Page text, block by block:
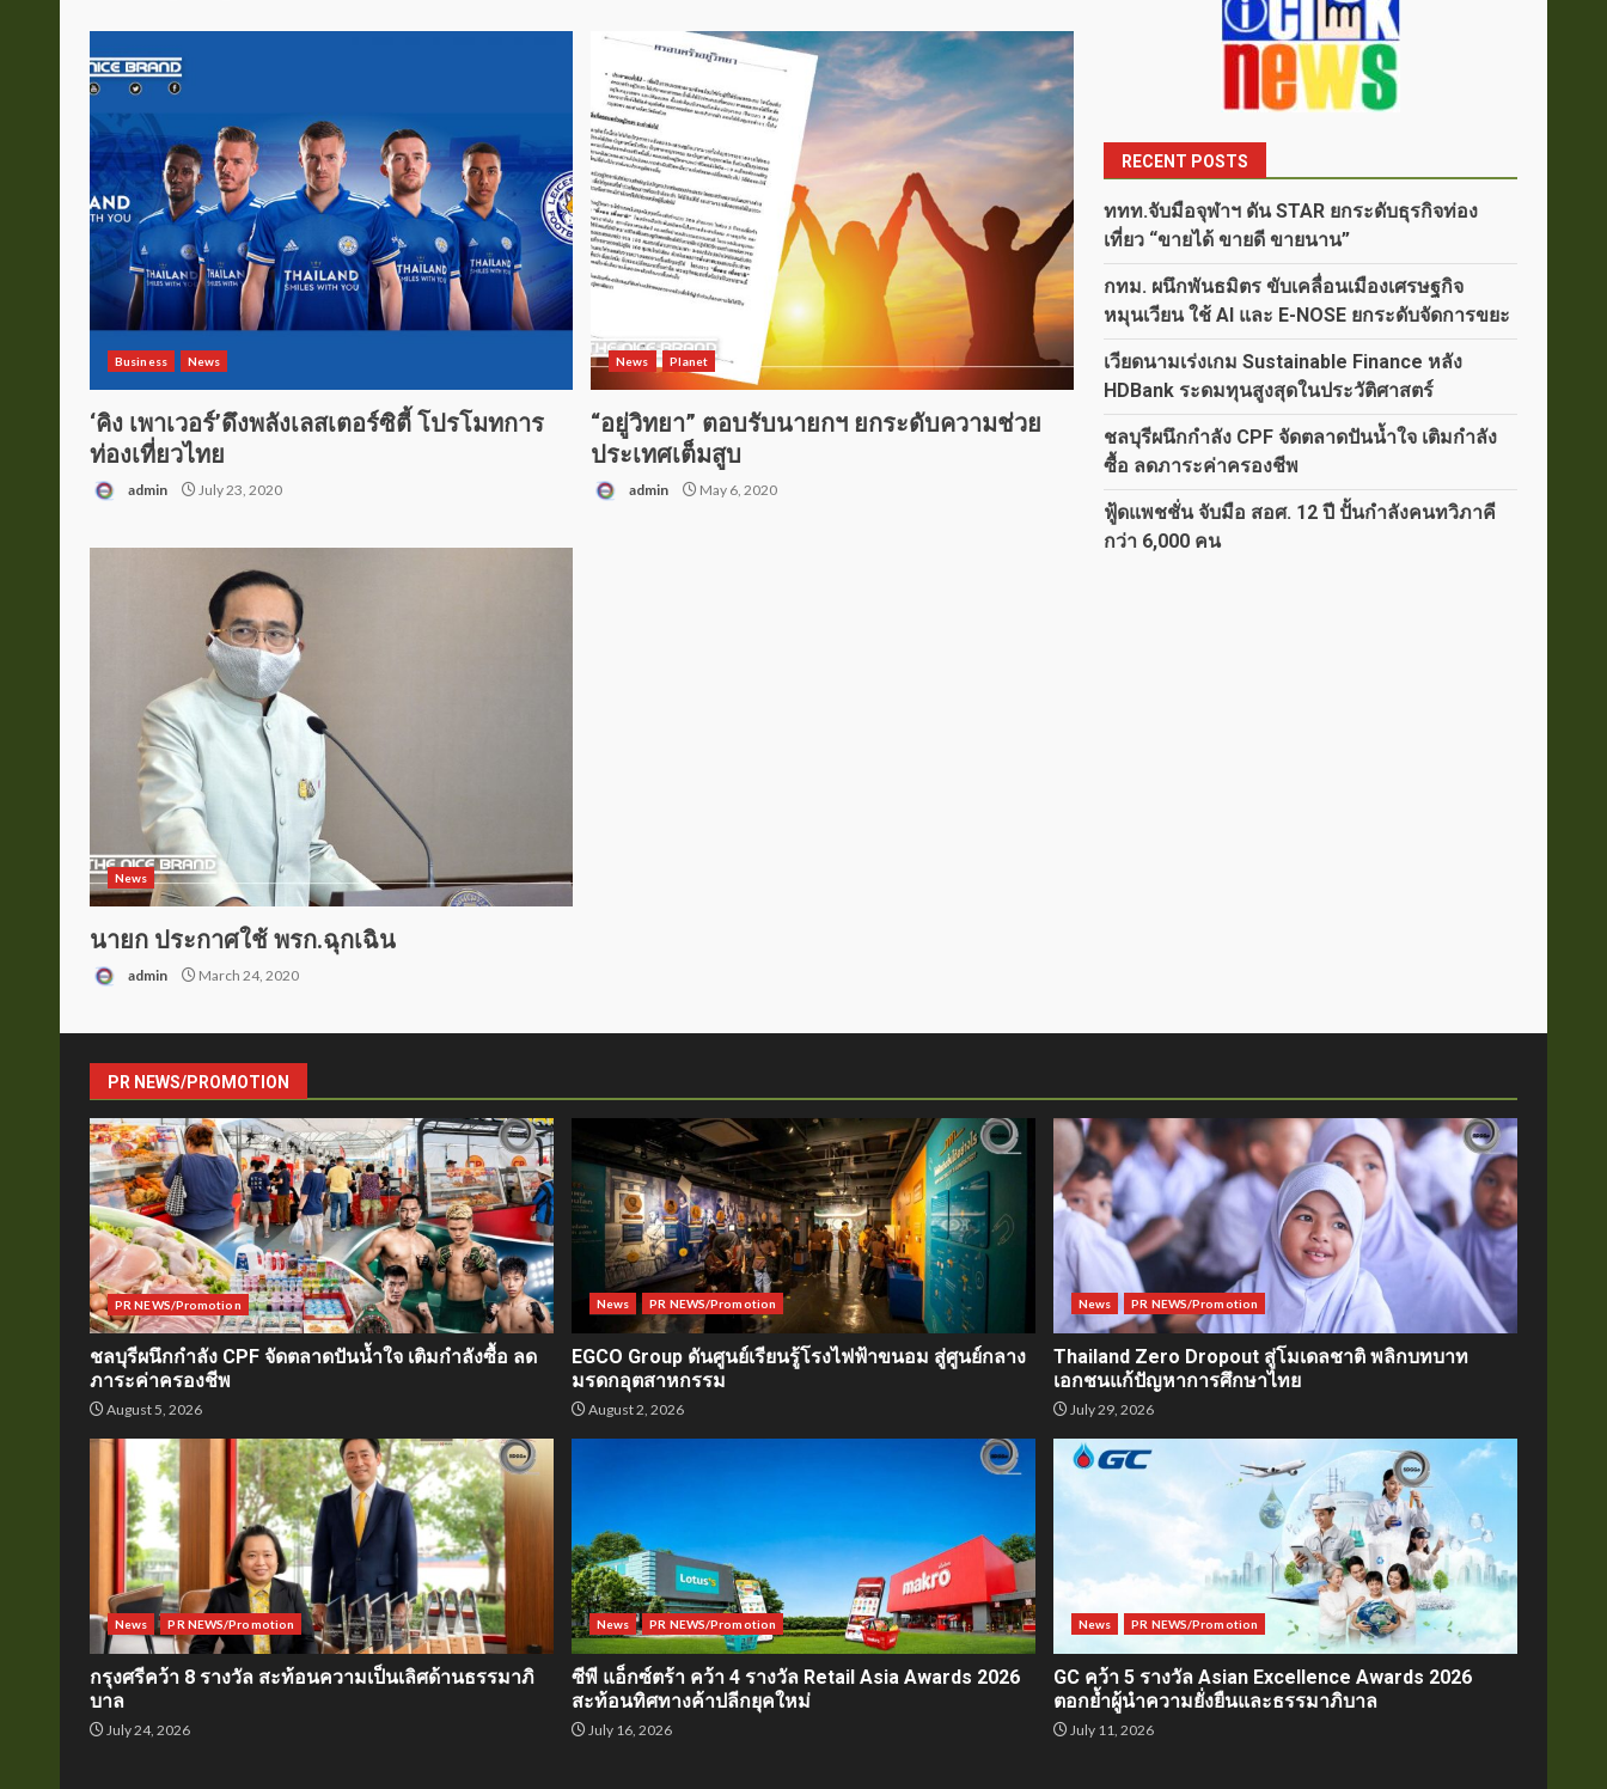
Business News
‘คิง เพาเวอร์’ดึงพลังเลสเตอร์ซิตี้ โปรโมทการ
ท่องเที่ยวไทย
admin July 23, 2020
News Planet
“อยู่วิทยา” ตอบรับนายกฯ ยกระดับความช่วย
ประเทศเต็มสูบ
admin May 6, 2020
News
นายก ประกาศใช้ พรก.ฉุกเฉิน
admin March 24, 2020
RECENT POSTS
ททท.จับมือจุฬาฯ ดัน STAR ยกระดับธุรกิจท่อง
เที่ยว “ขายได้ ขายดี ขายนาน”
กทม. ผนึกพันธมิตร ขับเคลื่อนเมืองเศรษฐกิจ
หมุนเวียน ใช้ AI และ E-NOSE ยกระดับจัดการขยะ
เวียดนามเร่งเกม Sustainable Finance หลัง
HDBank ระดมทุนสูงสุดในประวัติศาสตร์
ชลบุรีผนึกกำลัง CPF จัดตลาดปันน้ำใจ เติมกำลัง
ซื้อ ลดภาระค่าครองชีพ
ฟู้ดแพชชั่น จับมือ สอศ. 12 ปี ปั้นกำลังคนทวิภาคี
กว่า 6,000 คน
PR NEWS/PROMOTION
PR NEWS/Promotion
ชลบุรีผนึกกำลัง CPF จัดตลาดปันน้ำใจ เติมกำลังซื้อ ลด
ภาระค่าครองชีพ
August 5, 2026
News PR NEWS/Promotion
EGCO Group ดันศูนย์เรียนรู้โรงไฟฟ้าขนอม สู่ศูนย์กลาง
มรดกอุตสาหกรรม
August 2, 2026
News PR NEWS/Promotion
Thailand Zero Dropout สู่โมเดลชาติ พลิกบทบาท
เอกชนแก้ปัญหาการศึกษาไทย
July 29, 2026
News PR NEWS/Promotion
กรุงศรีคว้า 8 รางวัล สะท้อนความเป็นเลิศด้านธรรมาภิ
บาล
July 24, 2026
News PR NEWS/Promotion
ซีพี แอ็กซ์ตร้า คว้า 4 รางวัล Retail Asia Awards 2026
สะท้อนทิศทางค้าปลีกยุคใหม่
July 16, 2026
News PR NEWS/Promotion
GC คว้า 5 รางวัล Asian Excellence Awards 2026
ตอกย้ำผู้นำความยั่งยืนและธรรมาภิบาล
July 11, 2026